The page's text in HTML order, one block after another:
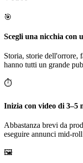
🎯
Scegli una nicchia con
Storia, storie dell'orrore,
hanno tutti un grande
⏱️
Inizia con video di 3–5
Abbastanza brevi da
eseguire annunci mid-
🖼️